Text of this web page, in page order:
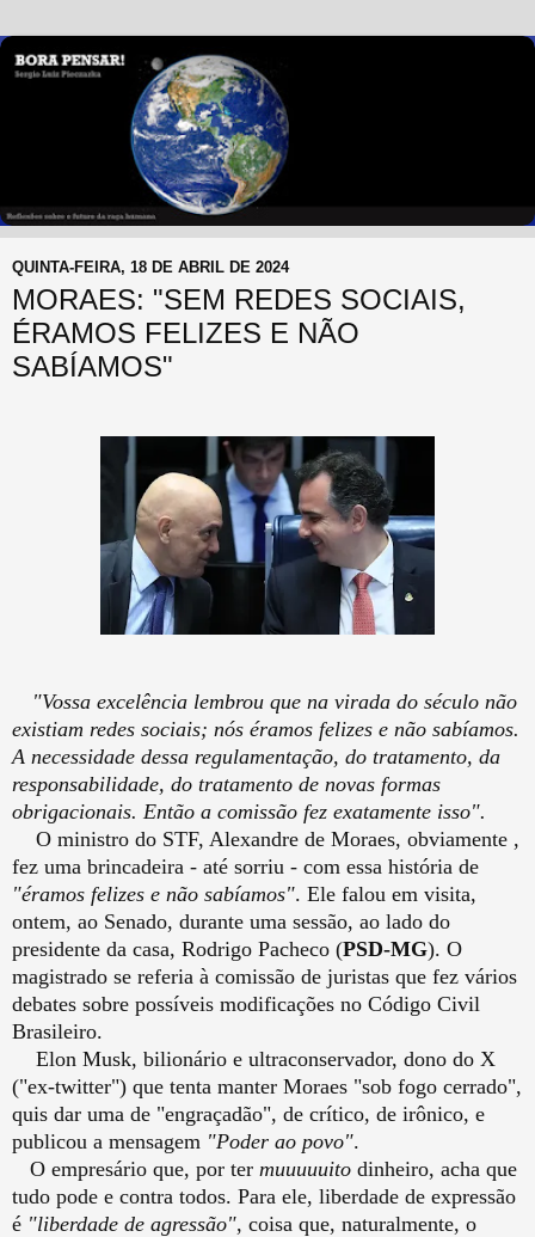
QUINTA-FEIRA, 18 DE ABRIL DE 2024
MORAES: "SEM REDES SOCIAIS,
ÉRAMOS FELIZES E NÃO
SABÍAMOS"
"Vossa excelência lembrou que na virada do século não
existiam redes sociais; nós éramos felizes e não sabíamos.
A necessidade dessa regulamentação, do tratamento, da
responsabilidade, do tratamento de novas formas
obrigacionais. Então a comissão fez exatamente isso".
O ministro do STF, Alexandre de Moraes, obviamente ,
fez uma brincadeira - até sorriu - com essa história de
"éramos felizes e não sabíamos". Ele falou em visita,
ontem, ao Senado, durante uma sessão, ao lado do
presidente da casa, Rodrigo Pacheco (PSD-MG). O
magistrado se referia à comissão de juristas que fez vários
debates sobre possíveis modificações no Código Civil
Brasileiro.
Elon Musk, bilionário e ultraconservador, dono do X
("ex-twitter") que tenta manter Moraes "sob fogo cerrado",
quis dar uma de "engraçadão", de crítico, de irônico, e
publicou a mensagem "Poder ao povo".
O empresário que, por ter muuuuuito dinheiro, acha que
tudo pode e contra todos. Para ele, liberdade de expressão
é "liberdade de agressão", coisa que, naturalmente, o